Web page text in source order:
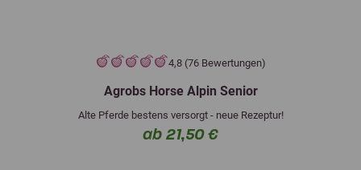
4,8 (76 Bewertungen)
Agrobs Horse Alpin Senior
Alte Pferde bestens versorgt - neue Rezeptur!
ab 21,50 €